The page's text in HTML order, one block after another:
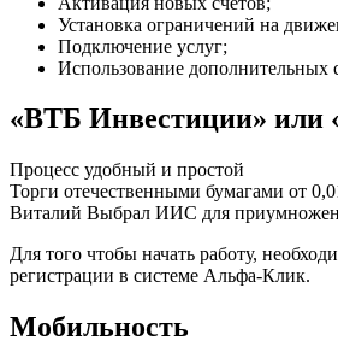
Установка ограничений на
Подключение услуг;
Использование дополнительных
«ВТБ Инвестиции» или
Процесс удобный и простой
Торги отечественными бумагами от
Виталий Выбрал ИИС для
Для того чтобы начать работу,
регистрации в системе Альфа-Клик.
Мобильность